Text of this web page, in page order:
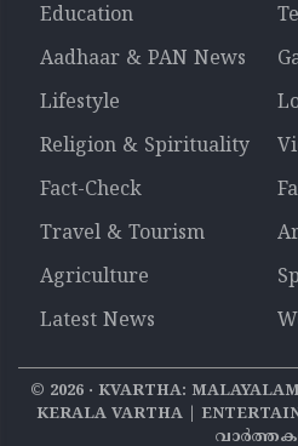
Education
Aadhaar & PAN News
Lifestyle
Religion & Spirituality
Fact-Check
Travel & Tourism
Agriculture
Latest News
© 2026‧ KVARTHA:
KERALA VARTHA |